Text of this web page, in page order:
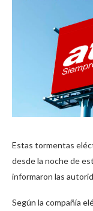
Estas tormentas
desde la noche de
informaron las
Según la compañía